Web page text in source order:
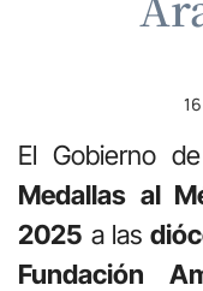
El Gobierno
Medallas al
2025 a las
Fundación